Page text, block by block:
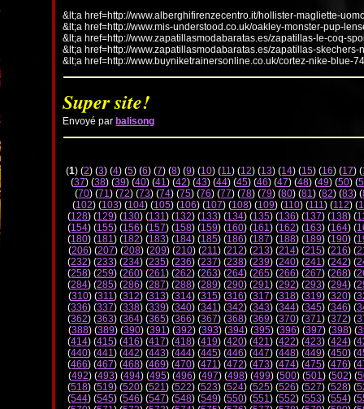
&lt;a href=http://www.alberghifirenzecentro.it/hollister-magliette-
&lt;a href=http://www.mis-understood.co.uk/oakley-monster-pup-
&lt;a href=http://www.zapatillasmodabaratas.es/zapatillas-le-coq-
&lt;a href=http://www.zapatillasmodabaratas.es/zapatillas-
&lt;a href=http://www.buyniketrainersonline.co.uk/cortez-nike-blue-
Super site!
Envoyé par balisong
(1) (2) (3) (4) (5) (6) (7) (8) (9) (10) (11) (12) (13) (14) (15) (16) (17) (
(37) (38) (39) (40) (41) (42) (43) (44) (45) (46) (47) (48) (49) (50) (
(70) (71) (72) (73) (74) (75) (76) (77) (78) (79) (80) (81) (82) (83) (
(102) (103) (104) (105) (106) (107) (108) (109) (110) (111) (112) (
(128) (129) (130) (131) (132) (133) (134) (135) (136) (137) (138) (
(154) (155) (156) (157) (158) (159) (160) (161) (162) (163) (164) (
(180) (181) (182) (183) (184) (185) (186) (187) (188) (189) (190) (
(206) (207) (208) (209) (210) (211) (212) (213) (214) (215) (216) (
(232) (233) (234) (235) (236) (237) (238) (239) (240) (241) (242) (
(258) (259) (260) (261) (262) (263) (264) (265) (266) (267) (268) (
(284) (285) (286) (287) (288) (289) (290) (291) (292) (293) (294) (
(310) (311) (312) (313) (314) (315) (316) (317) (318) (319) (320) (
(336) (337) (338) (339) (340) (341) (342) (343) (344) (345) (346) (
(362) (363) (364) (365) (366) (367) (368) (369) (370) (371) (372) (
(388) (389) (390) (391) (392) (393) (394) (395) (396) (397) (398) (
(414) (415) (416) (417) (418) (419) (420) (421) (422) (423) (424) (
(440) (441) (442) (443) (444) (445) (446) (447) (448) (449) (450) (
(466) (467) (468) (469) (470) (471) (472) (473) (474) (475) (476) (
(492) (493) (494) (495) (496) (497) (498) (499) (500) (501) (502) (
(518) (519) (520) (521) (522) (523) (524) (525) (526) (527) (528) (
(544) (545) (546) (547) (548) (549) (550) (551) (552) (553) (554) (